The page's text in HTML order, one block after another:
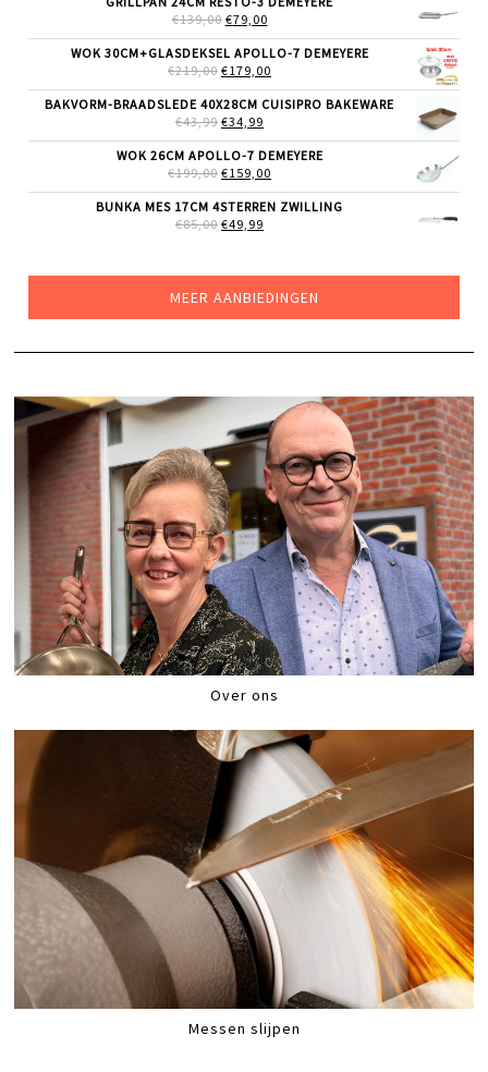
€19,99.€14,99.
€139,00 OORSPRONKELIJKE
WAS:
€139,00.
€79,00HUIDIGE
IS:
€79,00.
WOK 30CM+GLASDEKSEL APOLLO-7 DEMEYERE
€219,00 OORSPRONKELIJKE
WAS:
€219,00.
€179,00
IS:
BAKVORM-BRAADSLEDE 40X28CM CUISIPRO BAKEWARE
€43,99 OORSPRONKELIJKE
WAS:
€43,99.
€34,99
IS:
€34,99.
WOK 26CM APOLLO-7 DEMEYERE
€199,00 OORSPRONKELIJKE
WAS:
€199,00.
€159,00
IS:
BUNKA MES 17CM 4STERREN ZWILLING
€85,00 OORSPRONKELIJKE
€49,99
MEER AANBIEDINGEN
Over ons
Messen slijpen